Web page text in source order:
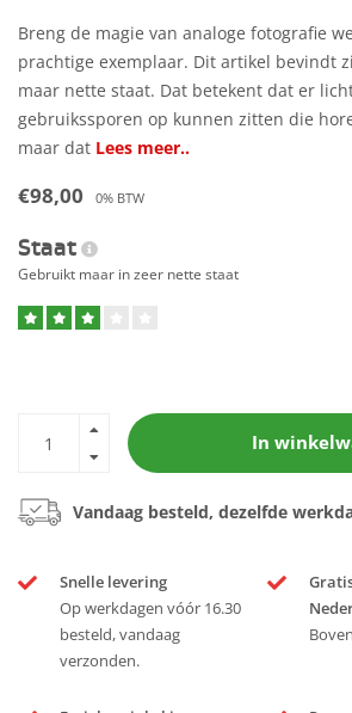
Breng de magie van analoge fotografie
prachtige exemplaar. Dit artikel bevindt
maar nette staat. Dat betekent dat er
gebruikssporen op kunnen zitten die
maar dat Lees meer..
€98,00 0% BTW
Staat
Gebruikt maar in zeer nette staat
In
Vandaag besteld, dezelfde
Snelle levering
Op werkdagen vóór 16.30
besteld, vandaag
verzonden.